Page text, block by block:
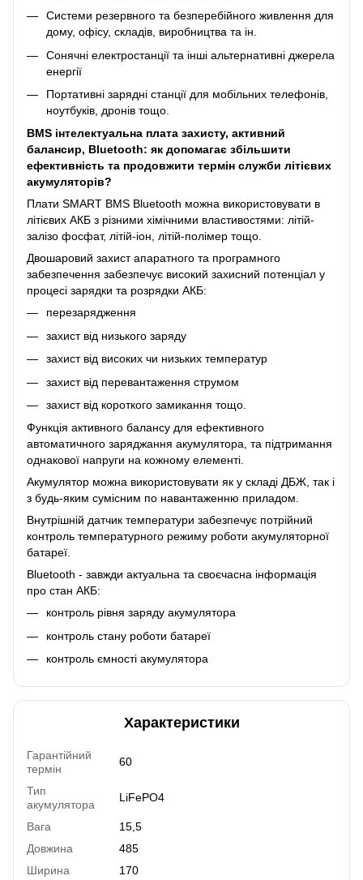
Системи резервного та безперебійного живлення для
дому, офісу, складів, виробництва та ін.
Сонячні електростанції та інші альтернативні джерела
енергії
Портативні зарядні станції для мобільних телефонів,
ноутбуків, дронів тощо.
BMS інтелектуальна плата захисту, активний
балансир, Bluetooth: як допомагає збільшити
ефективність та продовжити термін служби літієвих
акумуляторів?
Плати SMART BMS Bluetooth можна використовувати в
літієвих АКБ з різними хімічними властивостями: літій-
залізо фосфат, літій-іон, літій-полімер тощо.
Двошаровий захист апаратного та програмного
забезпечення забезпечує високий захисний потенціал у
процесі зарядки та розрядки АКБ:
перезарядження
захист від низького заряду
захист від високих чи низьких температур
захист від перевантаження струмом
захист від короткого замикання тощо.
Функція активного балансу для ефективного
автоматичного заряджання акумулятора, та підтримання
однакової напруги на кожному елементі.
Акумулятор можна використовувати як у складі ДБЖ, так і
з будь-яким сумісним по навантаженню приладом.
Внутрішній датчик температури забезпечує потрійний
контроль температурного режиму роботи акумуляторної
батареї.
Bluetooth - завжди актуальна та своєчасна інформація
про стан АКБ:
контроль рівня заряду акумулятора
контроль стану роботи батареї
контроль ємності акумулятора
Характеристики
Гарантійний
термін
60
Тип
акумулятора
LiFePO4
Вага
15,5
Довжина
485
Ширина
170